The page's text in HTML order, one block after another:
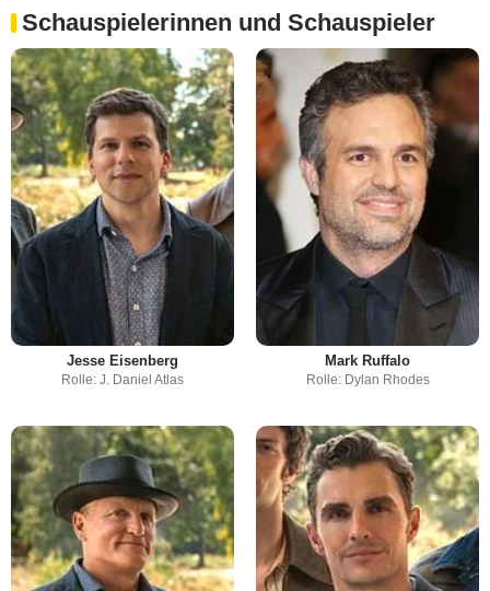
Schauspielerinnen und Schauspieler
Jesse Eisenberg
Rolle: J. Daniel Atlas
Mark Ruffalo
Rolle: Dylan Rhodes